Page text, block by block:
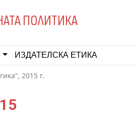
ПОЛИТИКА
ИЗДАТЕЛСКА ЕТИКА
2015 г.